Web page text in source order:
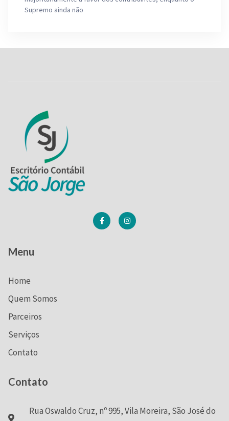
Supremo ainda não
Menu
Home
Quem Somos
Parceiros
Serviços
Contato
Contato
Rua Oswaldo Cruz, nº 995, Vila Moreira, São José do